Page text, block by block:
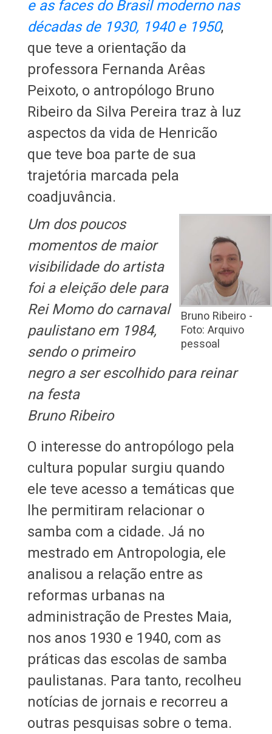
e as faces do Brasil moderno nas
décadas de 1930, 1940 e 1950,
que teve a orientação da
professora Fernanda Arêas
Peixoto, o antropólogo Bruno
Ribeiro da Silva Pereira traz à luz
aspectos da vida de Henricão
que teve boa parte de sua
trajetória marcada pela
coadjuvância.
Bruno Ribeiro -
Foto: Arquivo
pessoal
Um dos poucos
momentos de maior
visibilidade do artista
foi a eleição dele para
Rei Momo do carnaval
paulistano em 1984,
sendo o primeiro
negro a ser escolhido para reinar
na festa
Bruno Ribeiro
O interesse do antropólogo pela
cultura popular surgiu quando
ele teve acesso a temáticas que
lhe permitiram relacionar o
samba com a cidade. Já no
mestrado em Antropologia, ele
analisou a relação entre as
reformas urbanas na
administração de Prestes Maia,
nos anos 1930 e 1940, com as
práticas das escolas de samba
paulistanas. Para tanto, recolheu
notícias de jornais e recorreu a
outras pesquisas sobre o tema.